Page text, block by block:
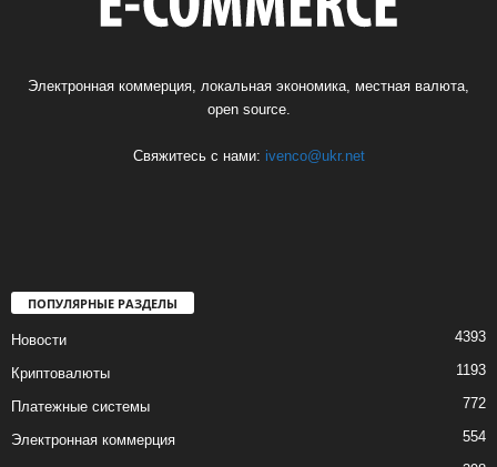
Электронная коммерция, локальная экономика, местная валюта,
open source.
Свяжитесь с нами: ivenco@ukr.net
ПОПУЛЯРНЫЕ РАЗДЕЛЫ
Новости 4393
Криптовалюты 1193
Платежные системы 772
Электронная коммерция 554